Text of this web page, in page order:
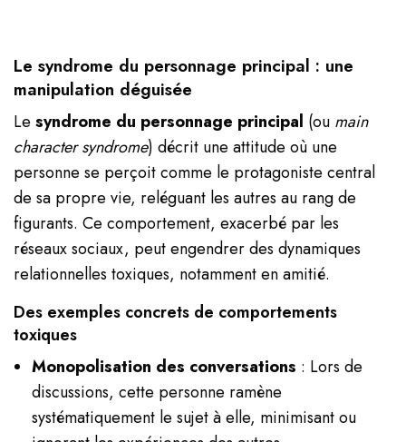
Le syndrome du personnage principal : une
manipulation déguisée
Lesyndrome du personnage principal (ou main
character syndrome) décrit une attitude où une
personne se perçoit comme le protagoniste central
de sa propre vie, reléguant les autres au rang de
figurants. Ce comportement, exacerbé par les
réseaux sociaux, peut engendrer des dynamiques
relationnelles toxiques, notamment en amitié.
Des exemples concrets de comportements
toxiques
Monopolisation des conversations : Lors de
discussions, cette personne ramène
systématiquement le sujet à elle, minimisant ou